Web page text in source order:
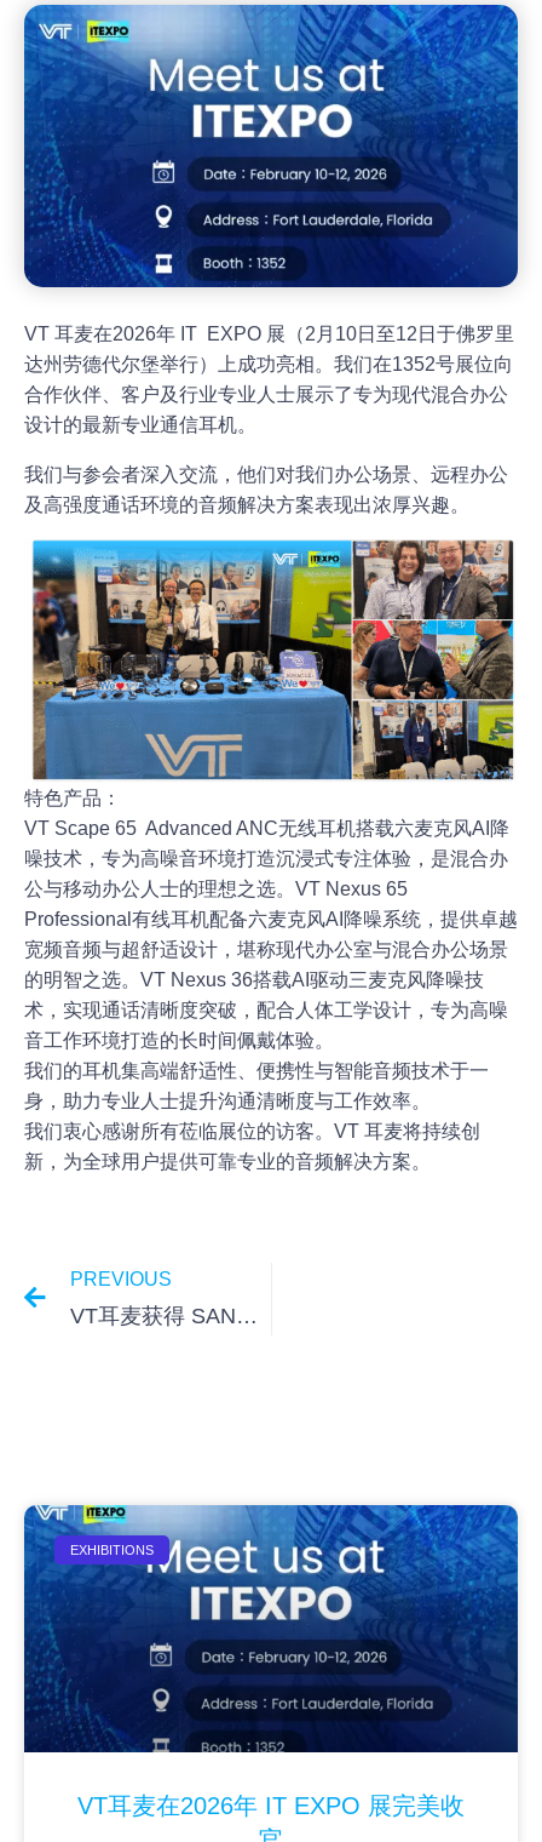
VT 耳麦在2026年 IT EXPO 展（2月10日至12日于佛罗里
达州劳德代尔堡举行）上成功亮相。我们在1352号展位向
合作伙伴、客户及行业专业人士展示了专为现代混合办公
设计的最新专业通信耳机。
我们与参会者深入交流，他们对我们办公场景、远程办公
及高强度通话环境的音频解决方案表现出浓厚兴趣。
特色产品：
VT Scape 65 Advanced ANC无线耳机搭载六麦克风AI降
噪技术，专为高噪音环境打造沉浸式专注体验，是混合办
公与移动办公人士的理想之选。VT Nexus 65
Professional有线耳机配备六麦克风AI降噪系统，提供卓越
宽频音频与超舒适设计，堪称现代办公室与混合办公场景
的明智之选。VT Nexus 36搭载AI驱动三麦克风降噪技
术，实现通话清晰度突破，配合人体工学设计，专为高噪
音工作环境打造的长时间佩戴体验。
我们的耳机集高端舒适性、便携性与智能音频技术于一
身，助力专业人士提升沟通清晰度与工作效率。
我们衷心感谢所有莅临展位的访客。VT 耳麦将持续创
新，为全球用户提供可靠专业的音频解决方案。
PREVIOUS
VT耳麦获得 SANAS 兼容认证，可实现 AI 通信功能
EXHIBITIONS
VT耳麦在2026年 IT EXPO 展完美收